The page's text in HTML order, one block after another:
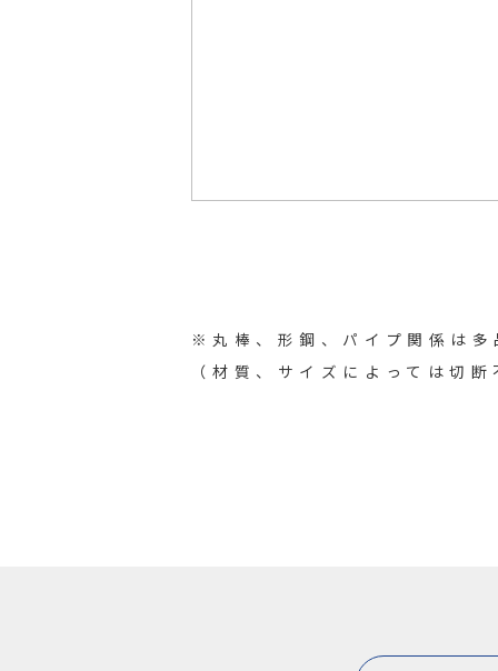
※丸棒、形鋼、パイプ関係は
（材質、サイズによっては切